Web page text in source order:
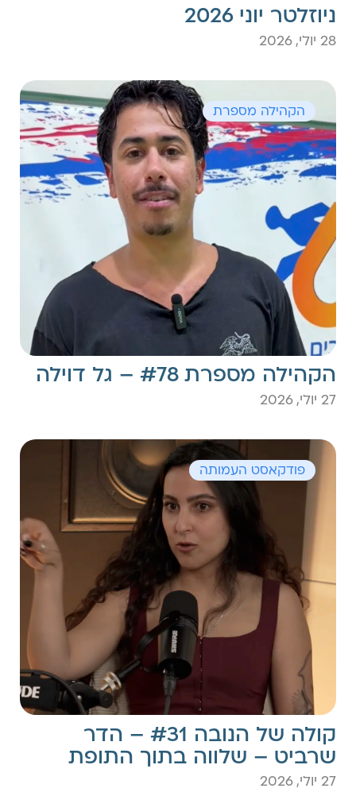
ניוזלטר יוני 2026
28 יולי, 2026
הקהילה מספרת
הקהילה מספרת #78 – גל דוילה
27 יולי, 2026
פודקאסט העמותה
קולה של הנובה #31 – הדר
שרביט – שלווה בתוך התופת
27 יולי, 2026